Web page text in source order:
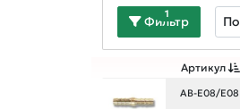
Фильтр
1
Артикул
AB-E08/E08